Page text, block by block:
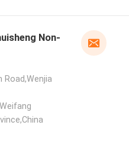
Non-
Road,Wenjia